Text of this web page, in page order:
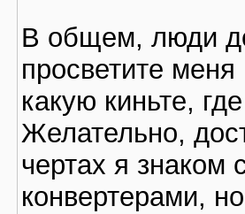
В общем, люди
просветите
какую киньте,
Желательно,
чертах я знаком
конвертерами,